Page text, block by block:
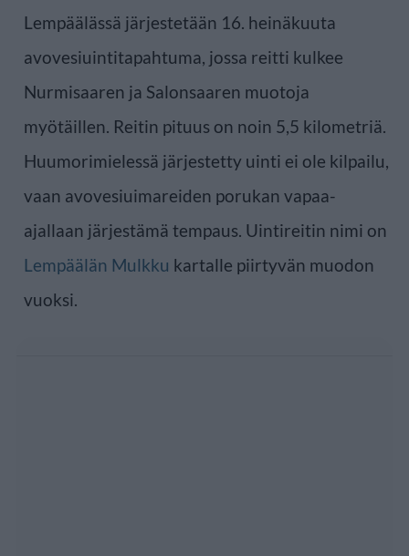
Lempäälässä järjestetään 16. heinäkuuta
avovesiuintitapahtuma, jossa reitti kulkee
Nurmisaaren ja Salonsaaren muotoja
myötäillen. Reitin pituus on noin 5,5 kilometriä.
Huumorimielessä järjestetty uinti ei ole kilpailu,
vaan avovesiuimareiden porukan vapaa-
ajallaan järjestämä tempaus. Uintireitin nimi on
Lempäälän Mulkku kartalle piirtyvän muodon
vuoksi.